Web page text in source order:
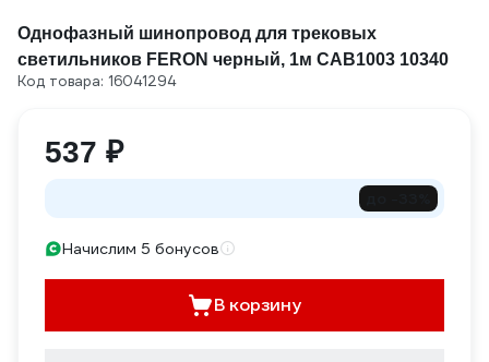
Однофазный шинопровод для трековых
светильников FERON черный, 1м CAB1003 10340
Код товара: 16041294
537 ₽
Начислим 5 бонусов
В корзину